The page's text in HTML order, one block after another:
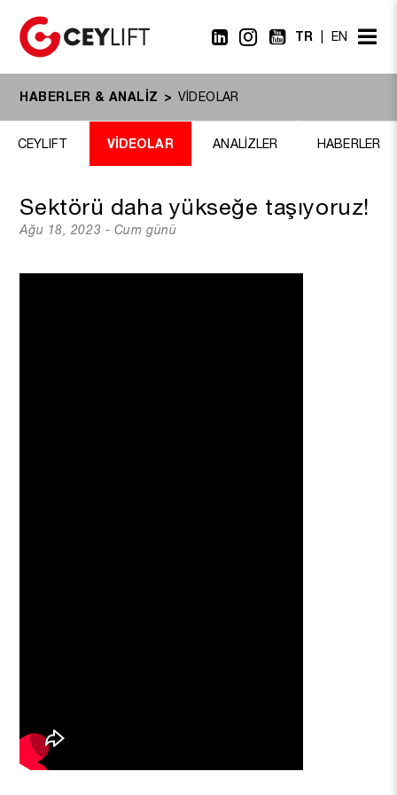
TR EN
HABERLER & ANALİZ VİDEOLAR
CEYLIFT VİDEOLAR ANALİZLER HABERLER
Sektörü daha yükseğe taşıyoruz!
Ağu 18, 2023 - Cum günü